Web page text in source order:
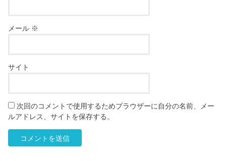
メール ※
サイト
次回のコメントで使用するためブラウザーに自分の名前、メー
ルアドレス、サイトを保存する。